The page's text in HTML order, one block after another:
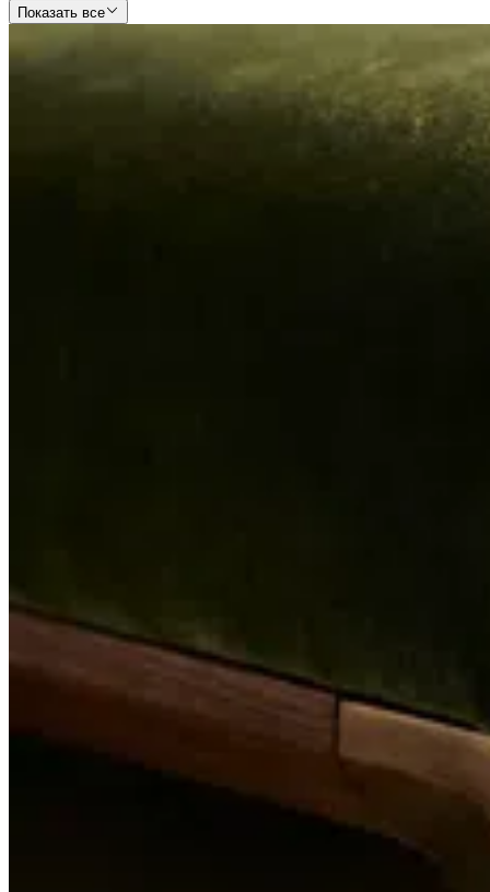
Показать все